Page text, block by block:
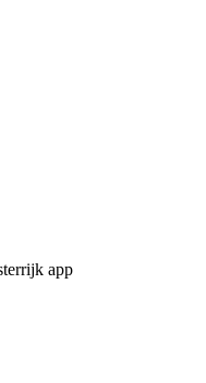
app